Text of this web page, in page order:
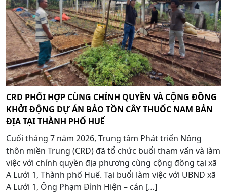
CRD PHỐI HỢP CÙNG CHÍNH QUYỀN VÀ CỘNG ĐỒNG
KHỞI ĐỘNG DỰ ÁN BẢO TỒN CÂY THUỐC NAM BẢN
ĐỊA TẠI THÀNH PHỐ HUẾ
Cuối tháng 7 năm 2026, Trung tâm Phát triển Nông
thôn miền Trung (CRD) đã tổ chức buổi tham vấn và làm
việc với chính quyền địa phương cùng cộng đồng tại xã
A Lưới 1, Thành phố Huế. Tại buổi làm việc với UBND xã
A Lưới 1, Ông Phạm Đình Hiện – cán […]